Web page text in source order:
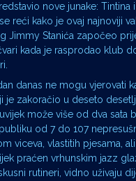
nove junake: Tintina i
reći kako je ovaj najnoviji
Jimmy Stanića započeo
kada je rasprodao klub
danas ne mogu vjerovati
je zakoračio u deseto
može više od dva sata
od 7 do 107
viceva, vlastitih pjesama,
praćen vrhunskim jazz
rutineri, vidno uživaju